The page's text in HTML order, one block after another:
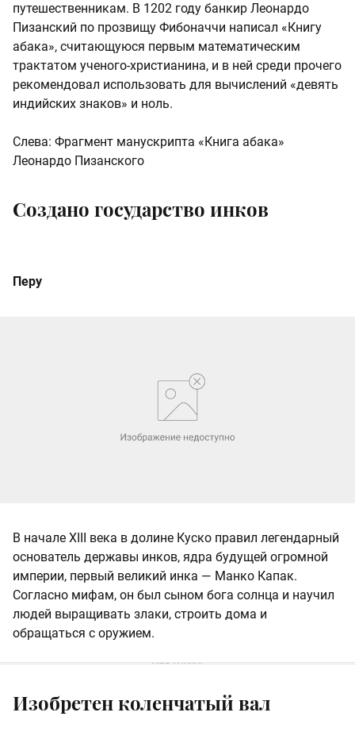
путешественникам. В 1202 году банкир Леонардо
Пизанский по прозвищу Фибоначчи написал «Книгу
абака», считающуюся первым математическим
трактатом ученого-христианина, и в ней среди прочего
рекомендовал использовать для вычислений «девять
индийских знаков» и ноль.
Слева: Фрагмент манускрипта «Книга абака»
Леонардо Пизанского
Создано государство инков
Перу
В начале XIII века в долине Куско правил легендарный
основатель державы инков, ядра будущей огромной
империи, первый великий инка — Манко Капак.
Согласно мифам, он был сыном бога солнца и научил
людей выращивать злаки, строить дома и
обращаться с оружием.
Изобретен коленчатый вал